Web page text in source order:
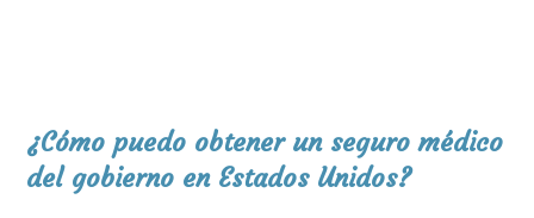
¿Cómo puedo obtener un seguro médico
del gobierno en Estados Unidos?